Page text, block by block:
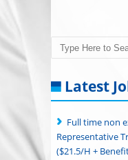
Search
Latest
Full time non
Representative
($21.5/H +